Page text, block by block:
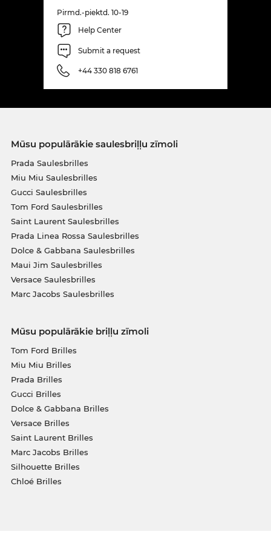
Pirmd.-piektd. 10-19
Help Center
Submit a request
+44 330 818 6761
Mūsu populārākie saulesbriļļu zīmoli
Prada Saulesbrilles
Miu Miu Saulesbrilles
Gucci Saulesbrilles
Tom Ford Saulesbrilles
Saint Laurent Saulesbrilles
Prada Linea Rossa Saulesbrilles
Dolce & Gabbana Saulesbrilles
Maui Jim Saulesbrilles
Versace Saulesbrilles
Marc Jacobs Saulesbrilles
Mūsu populārākie briļļu zīmoli
Tom Ford Brilles
Miu Miu Brilles
Prada Brilles
Gucci Brilles
Dolce & Gabbana Brilles
Versace Brilles
Saint Laurent Brilles
Marc Jacobs Brilles
Silhouette Brilles
Chloé Brilles